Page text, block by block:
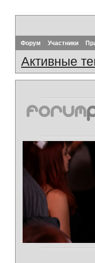
Форум Участники
Активные